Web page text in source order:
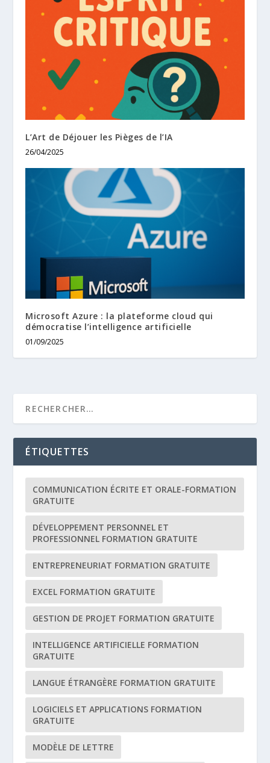
L’Art de Déjouer les Pièges de l’IA
26/04/2025
Microsoft Azure : la plateforme cloud qui
démocratise l’intelligence artificielle
01/09/2025
ÉTIQUETTES
COMMUNICATION ÉCRITE ET ORALE-FORMATION
GRATUITE
DÉVELOPPEMENT PERSONNEL ET
PROFESSIONNEL FORMATION GRATUITE
ENTREPRENEURIAT FORMATION GRATUITE
EXCEL FORMATION GRATUITE
GESTION DE PROJET FORMATION GRATUITE
INTELLIGENCE ARTIFICIELLE FORMATION
GRATUITE
LANGUE ÉTRANGÈRE FORMATION GRATUITE
LOGICIELS ET APPLICATIONS FORMATION
GRATUITE
MODÈLE DE LETTRE